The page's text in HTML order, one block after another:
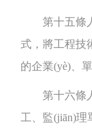
第十五條人
式，將工
的企業(yè)、單
第十六條人
工、監(jiān)